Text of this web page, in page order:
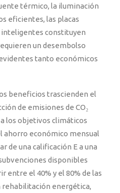
térmico, la iluminación
eficientes, las placas
constituyen
un desembolso
tanto económicos
beneficios trascienden el
de emisiones de CO₂
los objetivos climáticos
ahorro económico mensual
de una calificación E a una
disponibles
entre el 40% y el 80% de las
rehabilitación energética,